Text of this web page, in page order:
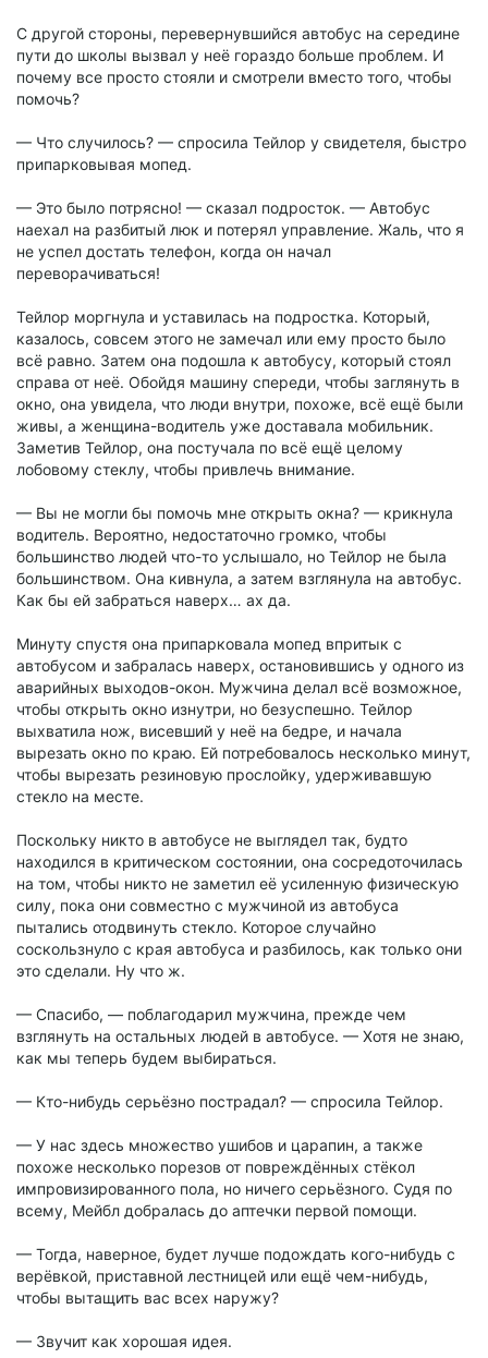
С другой стороны, перевернувшийся автобус на середине
пути до школы вызвал у неё гораздо больше проблем. И
почему все просто стояли и смотрели вместо того, чтобы
помочь?
— Что случилось? — спросила Тейлор у свидетеля, быстро
припарковывая мопед.
— Это было потрясно! — сказал подросток. — Автобус
наехал на разбитый люк и потерял управление. Жаль, что я
не успел достать телефон, когда он начал
переворачиваться!
Тейлор моргнула и уставилась на подростка. Который,
казалось, совсем этого не замечал или ему просто было
всё равно. Затем она подошла к автобусу, который стоял
справа от неё. Обойдя машину спереди, чтобы заглянуть в
окно, она увидела, что люди внутри, похоже, всё ещё были
живы, а женщина-водитель уже доставала мобильник.
Заметив Тейлор, она постучала по всё ещё целому
лобовому стеклу, чтобы привлечь внимание.
— Вы не могли бы помочь мне открыть окна? — крикнула
водитель. Вероятно, недостаточно громко, чтобы
большинство людей что-то услышало, но Тейлор не была
большинством. Она кивнула, а затем взглянула на автобус.
Как бы ей забраться наверх… ах да.
Минуту спустя она припарковала мопед впритык с
автобусом и забралась наверх, остановившись у одного из
аварийных выходов-окон. Мужчина делал всё возможное,
чтобы открыть окно изнутри, но безуспешно. Тейлор
выхватила нож, висевший у неё на бедре, и начала
вырезать окно по краю. Ей потребовалось несколько минут,
чтобы вырезать резиновую прослойку, удерживавшую
стекло на месте.
Поскольку никто в автобусе не выглядел так, будто
находился в критическом состоянии, она сосредоточилась
на том, чтобы никто не заметил её усиленную физическую
силу, пока они совместно с мужчиной из автобуса
пытались отодвинуть стекло. Которое случайно
соскользнуло с края автобуса и разбилось, как только они
это сделали. Ну что ж.
— Спасибо, — поблагодарил мужчина, прежде чем
взглянуть на остальных людей в автобусе. — Хотя не знаю,
как мы теперь будем выбираться.
— Кто-нибудь серьёзно пострадал? — спросила Тейлор.
— У нас здесь множество ушибов и царапин, а также
похоже несколько порезов от повреждённых стёкол
импровизированного пола, но ничего серьёзного. Судя по
всему, Мейбл добралась до аптечки первой помощи.
— Тогда, наверное, будет лучше подождать кого-нибудь с
верёвкой, приставной лестницей или ещё чем-нибудь,
чтобы вытащить вас всех наружу?
— Звучит как хорошая идея.